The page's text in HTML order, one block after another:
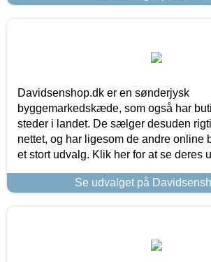
Davidsenshop.dk er en sønderjysk
byggemarkedskæde, som også har
steder i landet. De sælger desuden
nettet, og har ligesom de andre online
et stort udvalg. Klik her for at se deres
Se udvalget på